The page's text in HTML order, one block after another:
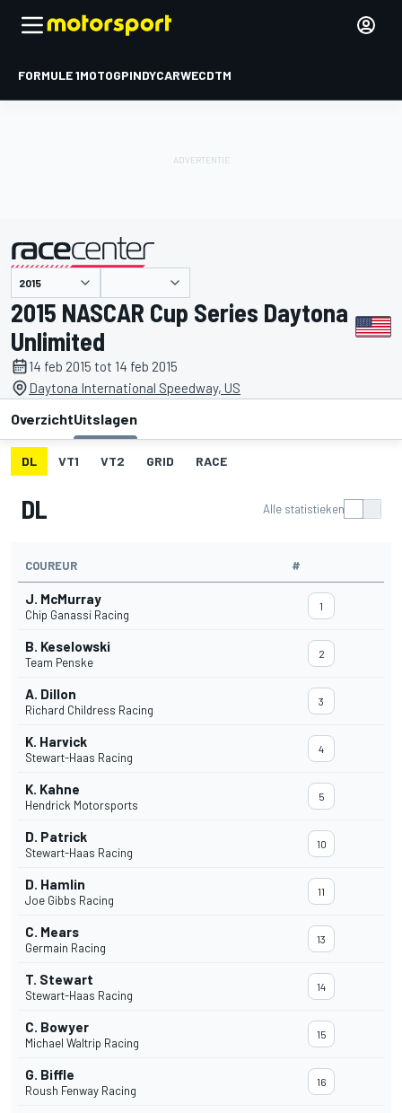
FORMULE 1MOTOGPINDYCARWECDTM
gepresenteerd door
2015 NASCAR Cup Series Daytona
Unlimited
14 feb 2015 tot 14 feb 2015
Daytona International Speedway, US
OverzichtUitslagen
DL VT1 VT2 GRID RACE
DL Alle statistieken
COUREUR #
J. McMurray
Chip Ganassi Racing
1
B. Keselowski
Team Penske
2
A. Dillon
Richard Childress Racing
3
K. Harvick
Stewart-Haas Racing
4
K. Kahne
Hendrick Motorsports
5
D. Patrick
Stewart-Haas Racing
10
D. Hamlin
Joe Gibbs Racing
11
C. Mears
Germain Racing
13
T. Stewart
Stewart-Haas Racing
14
C. Bowyer
Michael Waltrip Racing
15
G. Biffle
Roush Fenway Racing
16